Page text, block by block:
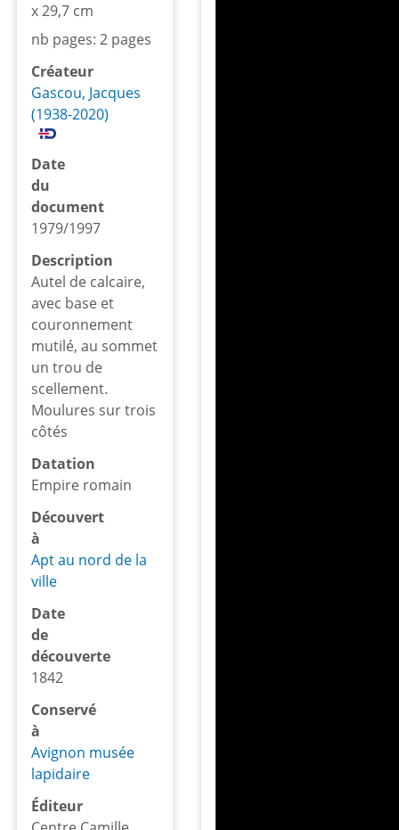
x 29,7 cm
nb pages: 2 pages
Créateur
Gascou, Jacques
(1938-2020)
Date
du
document
1979/1997
Description
Autel de calcaire,
avec base et
couronnement
mutilé, au sommet
un trou de
scellement.
Moulures sur trois
côtés
Datation
Empire romain
Découvert
à
Apt au nord de la
ville
Date
de
découverte
1842
Conservé
à
Avignon musée
lapidaire
Éditeur